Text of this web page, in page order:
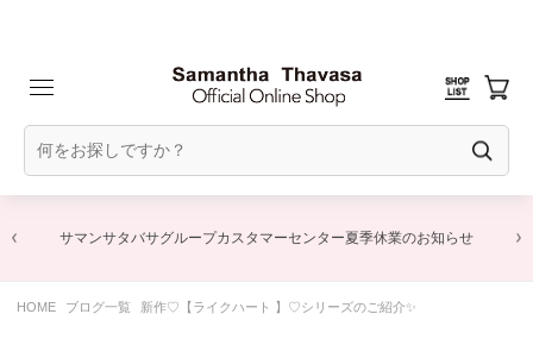
サマンサタバサグループカスタマーセンター夏季休業のお知らせ
HOME ブログ一覧 新作♡【ライクハート 】♡シリーズのご紹介✨